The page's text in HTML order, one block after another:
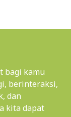
bagi kamu
berinteraksi,
dan
kita dapat